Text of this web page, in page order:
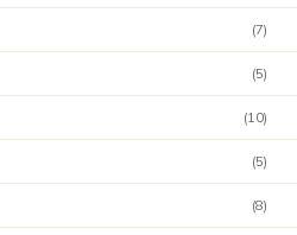
(7)
(5)
(10)
(5)
(8)